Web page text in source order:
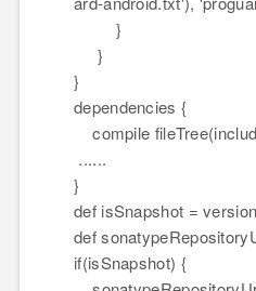
}
}
}
dependencies {
compile
......
}
def isSnapshot =version
def
if(isSnapshot) {